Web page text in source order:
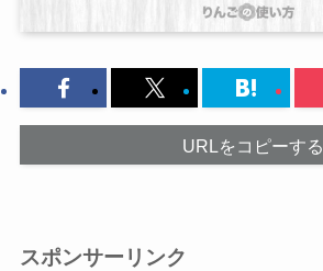
URLをコピーする
スポンサーリンク